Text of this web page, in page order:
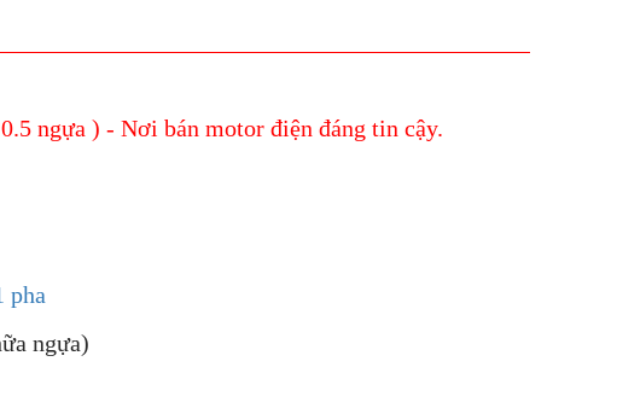
ngựa ) - Nơi bán motor điện đáng tin cậy.
pha
ngựa)